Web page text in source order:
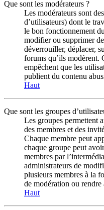
Que sont les modérateurs ?
Les modérateurs sont
d’utilisateurs) dont le
le bon fonctionnement
modifier ou supprimer
déverrouiller, déplacer,
forums qu’ils modèrent.
empêchent que les
publient du contenu
Haut
Que sont les groupes
Les groupes permettent
des membres et des
Chaque membre peut
chaque groupe peut
membres par
administrateurs de
plusieurs membres à la
de modération ou
Haut